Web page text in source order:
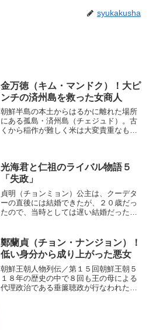
syukakusha
金万徳（キム・マンドク）！大ピ
ンチの済州島を救った女商人
朝鮮半島の本土からはるかに離れた場所
にある孤島・済州島（チェジュド）。古
くから稲作が難しく米は大変貴重なもの
windo...
光海君と仁祖のライバル物語５
「失政」
貞明（チョンミョン）公主は、クーデタ
ーの直後には結婚できたが、２０歳だっ
たので、当時としては遅い結婚だった。
に大きな屋敷を構えた。無能な王異例だ
ったのは、全羅道（チョル...
鄭蘭貞（チョン・ナンジョン）！
低い身分から成り上がった悪女
朝鮮王朝人物列伝／第１５回朝鮮王朝５
１８年の歴史の中で８回も王の母による
代理政治である垂簾聴政が行なわれた。